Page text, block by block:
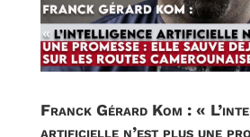
Franck Gérard Kom : «
artificielle n’est plus une